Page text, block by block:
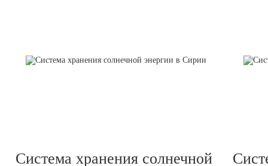
Система хранения солнечной